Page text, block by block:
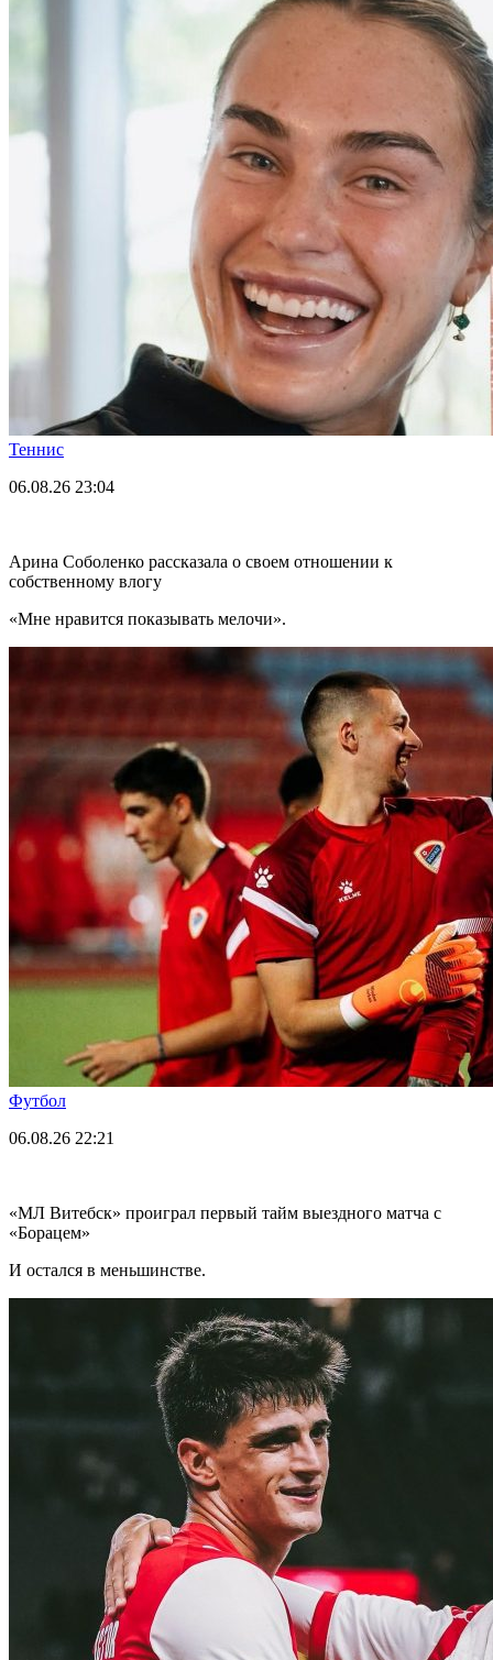
Теннис
06.08.26 23:04
Арина Соболенко рассказала о своем отношении к
собственному влогу
«Мне нравится показывать мелочи».
Футбол
06.08.26 22:21
«МЛ Витебск» проиграл первый тайм выездного матча с
«Борацем»
И остался в меньшинстве.